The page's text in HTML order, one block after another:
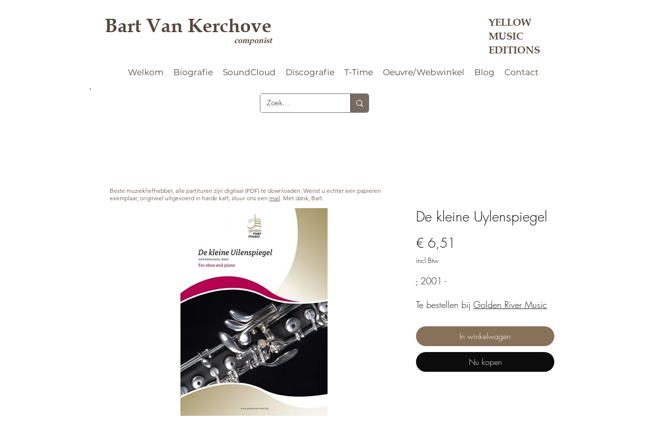
Bart Van Kerchove
componist
YELLOW
MUSIC
EDITIONS
Welkom Biografie SoundCloud Discografie T-Time Oeuvre/Webwinkel Blog Contact
De kleine Uylenspiegel
€ 6,51
incl.Btw
-2001 -
Te bestellen bij Golden River Music
In winkelwagen
Nu kopen
Beste muziekliefhebber, alle partituren zijn digitaal (PDF) te downloaden. Wenst u echter een papieren
exemplaar, origineel uitgevoerd in harde kaft, stuur ons een mail . Met dank, Bart.